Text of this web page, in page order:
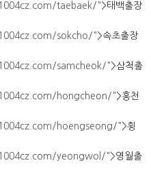
taebaek/">태백출장
sokcho/">속초출장
samcheok/">삼척출
hongcheon/">홍천
hoengseong/">횡
yeongwol/">영월출